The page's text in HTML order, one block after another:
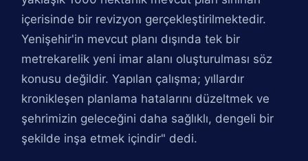
içerisinde bir revizyon gerçekleştirilmektedir.
Yenişehir'in mevcut planı dışında tek bir
metrekarelik yeni imar alanı oluşturulması söz
konusu değildir. Yapılan çalışma; yıllardır
kronikleşen planlama hatalarını düzeltmek ve
şehrimizin geleceğini daha sağlıklı, dengeli bir
şekilde inşa etmek içindir" dedi.